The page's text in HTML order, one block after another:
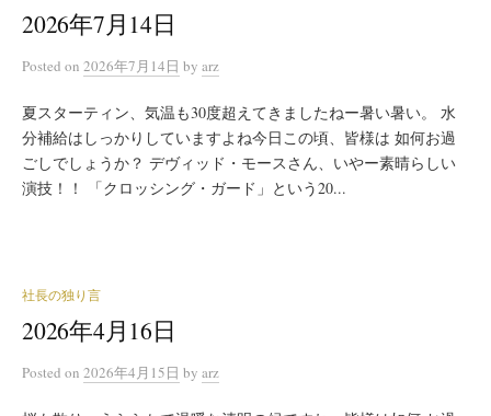
2026年7月14日
Posted on 2026年7月14日 by arz
夏スターティン、気温も30度超えてきましたねー暑い暑い。 水
分補給はしっかりしていますよね今日この頃、皆様は 如何お過
ごしでしょうか？ デヴィッド・モースさん、いやー素晴らしい
演技！！ 「クロッシング・ガード」という20...
社長の独り言
2026年4月16日
Posted on 2026年4月15日 by arz